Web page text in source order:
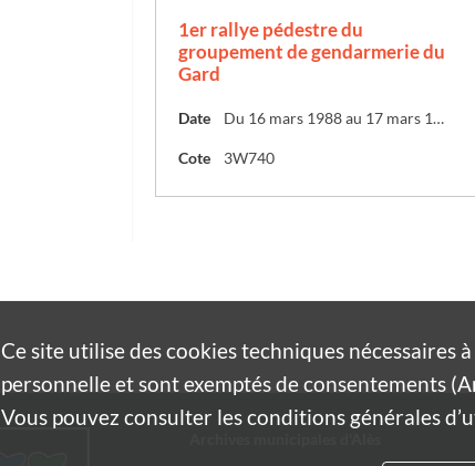
1er rallye pédestre du
groupement de gendarmerie du
Gard
Date Du 16 mars 1988 au 17 mars 1988
Cote 3W740
Ce site utilise descookiestechniques nécessaires
personnelle et sont exemptés de consentements
Vous pouvez consulter les conditions générales